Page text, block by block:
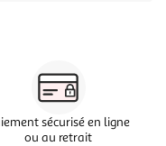
sécurisé en ligne
ou au retrait